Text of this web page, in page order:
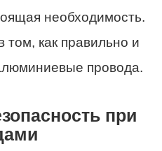
необходимость.
том, как правильно и
провода.
при